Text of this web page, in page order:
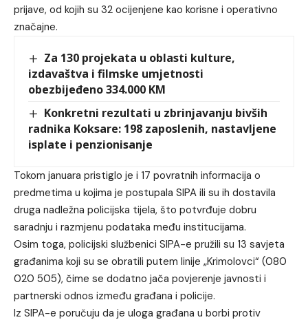
prijave, od kojih su 32 ocijenjene kao korisne i operativno
značajne.
Za 130 projekata u oblasti kulture,
izdavaštva i filmske umjetnosti
obezbijeđeno 334.000 KM
Konkretni rezultati u zbrinjavanju bivših
radnika Koksare: 198 zaposlenih, nastavljene
isplate i penzionisanje
Tokom januara pristiglo je i 17 povratnih informacija o
predmetima u kojima je postupala SIPA ili su ih dostavila
druga nadležna policijska tijela, što potvrđuje dobru
saradnju i razmjenu podataka među institucijama.
Osim toga, policijski službenici SIPA-e pružili su 13 savjeta
građanima koji su se obratili putem linije „Krimolovci“ (080
020 505), čime se dodatno jača povjerenje javnosti i
partnerski odnos između građana i policije.
Iz SIPA-e poručuju da je uloga građana u borbi protiv